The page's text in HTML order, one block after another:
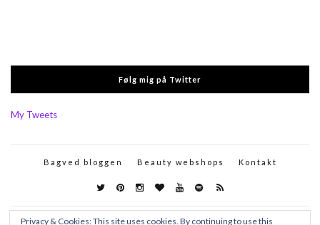
Følg mig på Twitter
My Tweets
Bagved bloggen Beauty webshops Kontakt
Privacy & Cookies: This site uses cookies. By continuing to use this